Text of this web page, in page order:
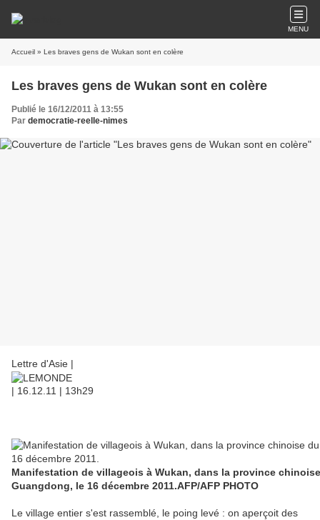
MENU
Accueil » Les braves gens de Wukan sont en colère
Les braves gens de Wukan sont en colère
Publié le 16/12/2011 à 13:55
Par democratie-reelle-nimes
Lettre d'Asie |
| 16.12.11 | 13h29
Manifestation de villageois à Wukan, dans la province
Guangdong, le 16 décembre 2011.AFP/AFP PHOTO
Le village entier s'est rassemblé, le poing levé : on aperçoit des